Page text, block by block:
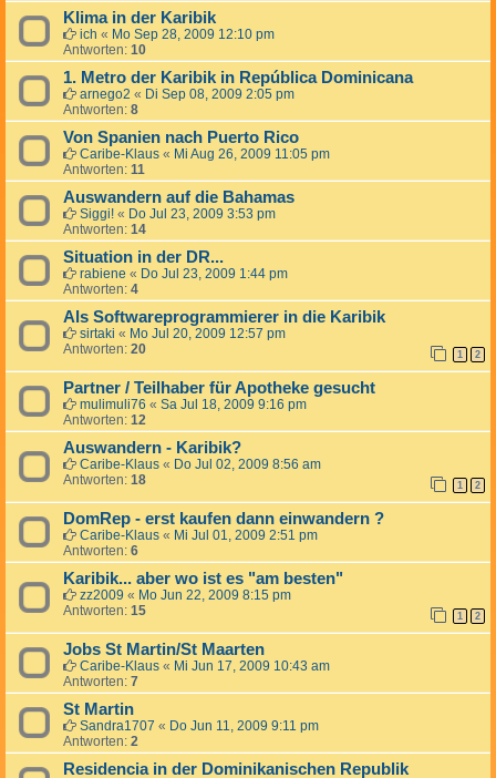
Klima in der Karibik
ich « Mo Sep 28, 2009 12:10 pm
Antworten: 10
1. Metro der Karibik in República Dominicana
arnego2 « Di Sep 08, 2009 2:05 pm
Antworten: 8
Von Spanien nach Puerto Rico
Caribe-Klaus « Mi Aug 26, 2009 11:05 pm
Antworten: 11
Auswandern auf die Bahamas
Siggi! « Do Jul 23, 2009 3:53 pm
Antworten: 14
Situation in der DR...
rabiene « Do Jul 23, 2009 1:44 pm
Antworten: 4
Als Softwareprogrammierer in die Karibik
sirtaki « Mo Jul 20, 2009 12:57 pm
Antworten: 20 1 2
Partner / Teilhaber für Apotheke gesucht
mulimuli76 « Sa Jul 18, 2009 9:16 pm
Antworten: 12
Auswandern - Karibik?
Caribe-Klaus « Do Jul 02, 2009 8:56 am
Antworten: 18 1 2
DomRep - erst kaufen dann einwandern ?
Caribe-Klaus « Mi Jul 01, 2009 2:51 pm
Antworten: 6
Karibik... aber wo ist es "am besten"
zz2009 « Mo Jun 22, 2009 8:15 pm
Antworten: 15 1 2
Jobs St Martin/St Maarten
Caribe-Klaus « Mi Jun 17, 2009 10:43 am
Antworten: 7
St Martin
Sandra1707 « Do Jun 11, 2009 9:11 pm
Antworten: 2
Residencia in der Dominikanischen Republik